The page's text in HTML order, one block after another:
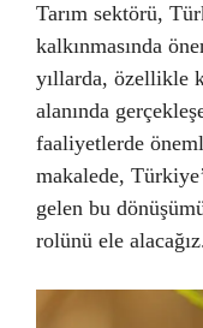
Tarım sektörü,
kalkınmasında
yıllarda, özellikle
alanında
faaliyetlerde
makalede,
gelen bu
rolünü ele